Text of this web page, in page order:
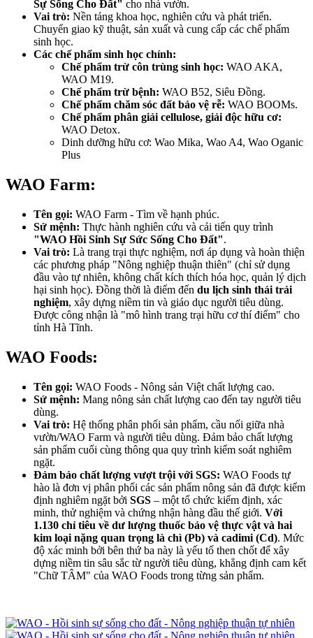
Sự Sống Cho Đất" cho nhà vườn.
Vai trò: Nền tảng khoa học, nghiên cứu và phát triển.
Chuyển giao kỹ thuật, sản xuất và cung cấp các chế phẩm
sinh học.
Các chế phẩm sinh học chính:
Chế phẩm trừ côn trùng sinh học: WAO AKA,
WAO M19.
Chế phẩm trừ bệnh: WAO B52, Siêu Đồng.
Chế phẩm chăm sóc đất bảo vệ rễ: WAO BOOMs.
Chế phẩm phân giải cellulose, giải độc hữu cơ:
WAO Detox.
Dinh dưỡng hữu cơ: Wao Mika, Wao A4, Wao Oganic
Plus
WAO Farm:
Tên gọi: WAO Farm - Tìm về hạnh phúc.
Sứ mệnh: Thực hành nghiên cứu và cải tiến quy trình
"WAO Hồi Sinh Sự Sức Sống Cho Đất".
Vai trò: Là trang trại thực nghiệm, nơi áp dụng và hoàn thiện
các phương pháp "Nông nghiệp thuận thiên" (chỉ sử dụng
đầu vào tự nhiên, không chất kích thích hóa học, quản lý dịch
hại sinh học). Đồng thời là điểm đến du lịch sinh thái trải
nghiệm, xây dựng niềm tin và giáo dục người tiêu dùng.
Được công nhận là "mô hình trang trại hữu cơ thí điểm" cho
tỉnh Hà Tĩnh.
WAO Foods:
Tên gọi: WAO Foods - Nông sản Việt chất lượng cao.
Sứ mệnh: Mang nông sản chất lượng cao đến tay người tiêu
dùng.
Vai trò: Hệ thống phân phối sản phẩm, cầu nối giữa nhà
vườn/WAO Farm và người tiêu dùng. Đảm bảo chất lượng
sản phẩm cuối cùng thông qua quy trình kiểm soát nghiêm
ngặt.
Đảm bảo chất lượng vượt trội với SGS: WAO Foods tự
hào là đơn vị phân phối các sản phẩm nông sản đã được kiểm
định nghiêm ngặt bởi SGS – một tổ chức kiểm định, xác
minh, thử nghiệm và chứng nhận hàng đầu thế giới. Với
1.130 chỉ tiêu về dư lượng thuốc bảo vệ thực vật và hai
kim loại nặng quan trọng là chì (Pb) và cadimi (Cd). Mức
độ xác minh bởi bên thứ ba này là yếu tố then chốt để xây
dựng niềm tin sâu sắc từ người tiêu dùng, khẳng định cam kết
"Chữ TÂM" của WAO Foods trong từng sản phẩm.